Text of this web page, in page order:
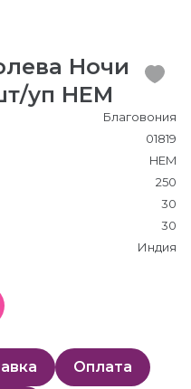
Ночи
уп HEM
Благовония
01819
HEM
250
30
30
Индия
Оплата